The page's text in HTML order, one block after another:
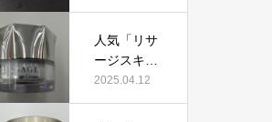
て、口コミ
を検証！
って本当に
美容マニア
が実際使用
人気「リサ
ージスキン
チェンジク
リーム」っ
2025.04.12